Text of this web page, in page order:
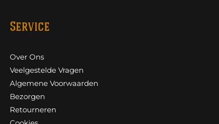
Service
Over Ons
Veelgestelde Vragen
Algemene Voorwaarden
Bezorgen
Retourneren